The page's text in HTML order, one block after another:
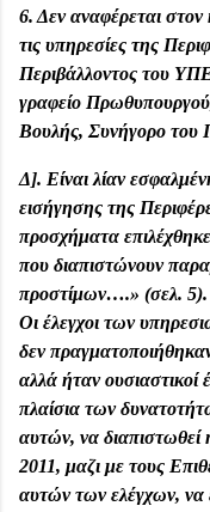
6. Δεν αναφέρεται
τις υπηρεσίες της
Περιβάλλοντος του
γραφείο
Βουλής, Συνήγορο του
Δ]. Είναι λίαν
εισήγησης της
προσχήματα
που διαπιστώνουν
προστίμων….» (σελ. 5).
Οι έλεγχοι των
δεν
αλλά ήταν
πλαίσια των
αυτών, να
2011, μαζι με τους
αυτών των ελέγχων, να